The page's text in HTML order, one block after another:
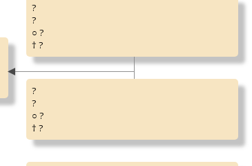
?
?
○ ?
† ?
?
?
○ ?
† ?